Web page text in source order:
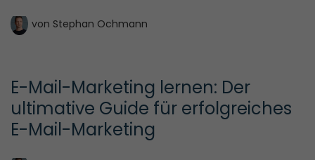
von Stephan Ochmann
E-Mail-Marketing lernen: Der
ultimative Guide für erfolgreiches
E-Mail-Marketing